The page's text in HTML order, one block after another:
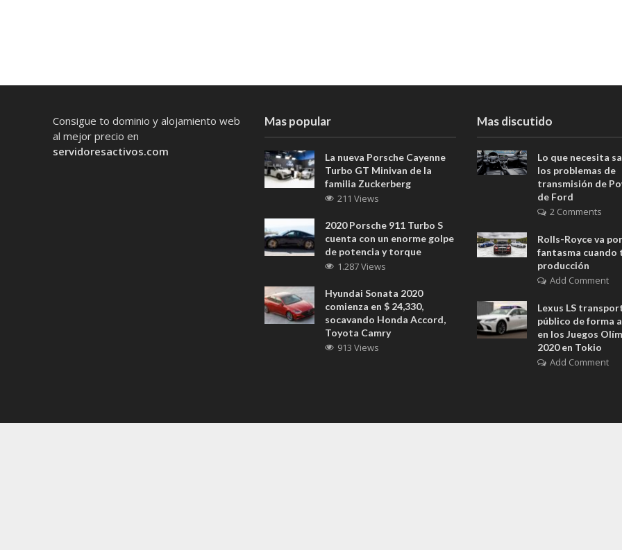
Consigue to dominio y alojamiento web
al mejor precio en
servidoresactivos.com
Mas popular
La nueva Porsche Cayenne
Turbo GT Minivan de la
familia Zuckerberg
211 Views
2020 Porsche 911 Turbo S
cuenta con un enorme golpe
de potencia y torque
1.287 Views
Hyundai Sonata 2020
comienza en $ 24,330,
socavando Honda Accord,
Toyota Camry
913 Views
Mas discutido
Lo que necesita
los problemas de
transmisión de
de Ford
2 Comments
Rolls-Royce va
fantasma cuando
producción
Add Comment
Lexus LS
público de forma
en los Juegos
2020 en Tokio
Add Comment